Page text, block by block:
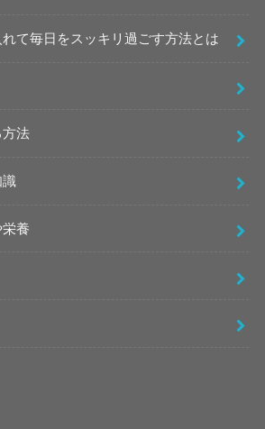
て毎日をスッキリ過ごす方法とは
方法
識
養